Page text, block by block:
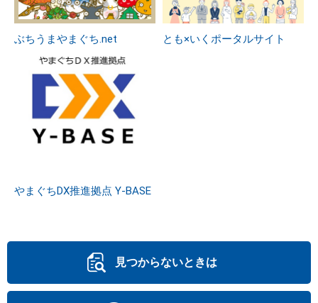
ぶちうまやまぐち.net とも×いくポータルサイト
やまぐちDX推進拠点 Y-BASE
見つからないときは